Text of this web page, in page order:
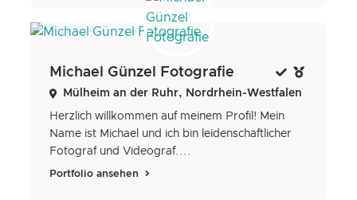
Michael Günzel Fotografie
Mülheim an der Ruhr, Nordrhein-Westfalen
Herzlich willkommen auf meinem Profil! Mein
Name ist Michael und ich bin leidenschaftlicher
Fotograf und Videograf....
Portfolio ansehen